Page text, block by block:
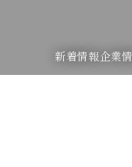
新着情報企業